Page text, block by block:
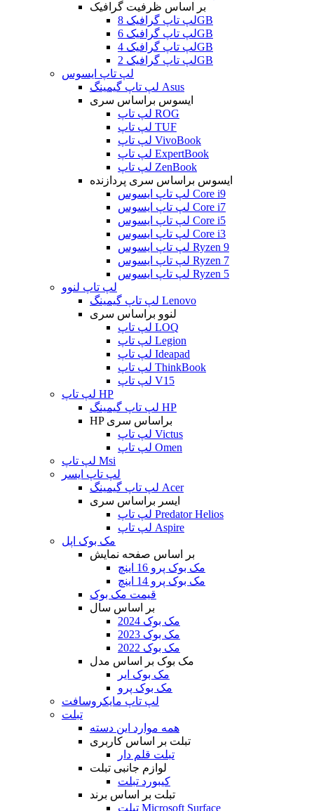
بر اساس ظرفیت گرافیک
لپ تاپ گرافیک 8GB
لپ تاپ گرافیک 6GB
لپ تاپ گرافیک 4GB
لپ تاپ گرافیک 2GB
لپ تاپ ایسوس
لپ تاپ گیمینگ Asus
ایسوس براساس سری
لپ تاپ ROG
لپ تاپ TUF
لپ تاپ VivoBook
لپ تاپ ExpertBook
لپ تاپ ZenBook
ایسوس براساس سری پردازنده
لپ تاپ ایسوس Core i9
لپ تاپ ایسوس Core i7
لپ تاپ ایسوس Core i5
لپ تاپ ایسوس Core i3
لپ تاپ ایسوس Ryzen 9
لپ تاپ ایسوس Ryzen 7
لپ تاپ ایسوس Ryzen 5
لپ تاپ لنوو
لپ تاپ گیمینگ Lenovo
لنوو براساس سری
لپ تاپ LOQ
لپ تاپ Legion
لپ تاپ Ideapad
لپ تاپ ThinkBook
لپ تاپ V15
لپ تاپ HP
لپ تاپ گیمینگ HP
HP براساس سری
لپ تاپ Victus
لپ تاپ Omen
لپ تاپ Msi
لپ تاپ ایسر
لپ تاپ گیمینگ Acer
ایسر براساس سری
لپ تاپ Predator Helios
لپ تاپ Aspire
مک بوک اپل
بر اساس صفحه نمایش
مک بوک پرو 16 اینچ
مک بوک پرو 14 اینچ
قیمت مک بوک
بر اساس سال
مک بوک 2024
مک بوک 2023
مک بوک 2022
مک بوک بر اساس مدل
مک بوک ایر
مک بوک پرو
لپ تاپ مایکروسافت
تبلت
همه موارد این دسته
تبلت بر اساس کاربری
تبلت قلم دار
لوازم جانبی تبلت
کیبورد تبلت
تبلت بر اساس برند
تبلت Microsoft Surface